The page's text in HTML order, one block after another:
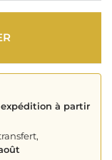
expédition à partir